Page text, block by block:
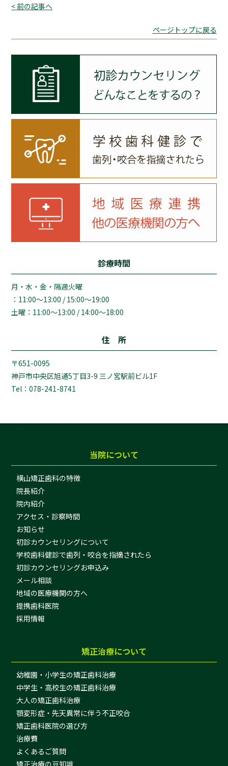
< 前の記事へ
ページトップに戻る
診療時間
月・水・金・隔週火曜
：11:00～13:00 / 15:00～19:00
土曜：11:00～13:00 / 14:00～18:00
住 所
〒651-0095
神戸市中央区旭通5丁目3-9 三ノ宮駅前ビル1F
Tel：078-241-8741
当院について
横山矯正歯科の特徴
院長紹介
院内紹介
アクセス・診察時間
お知らせ
初診カウンセリングについて
学校歯科健診で歯列・咬合を指摘されたら
初診カウンセリングお申込み
メール相談
地域の医療機関の方へ
提携歯科医院
採用情報
矯正治療について
幼稚園・小学生の矯正歯科治療
中学生・高校生の矯正歯科治療
大人の矯正歯科治療
顎変形症・先天異常に伴う不正咬合
矯正歯科医院の選び方
治療費
よくあるご質問